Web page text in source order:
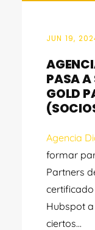
JUN 19,
PASA A
GOLD
Agencia
formar
Partners
Hubspot
ciertos...